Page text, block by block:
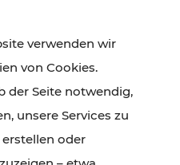
Gastronomie,
– viele
und Fahrplan-
schnell erreichbar.
verwenden wir
von Cookies.
der Seite notwendig,
unsere Services zu
oder